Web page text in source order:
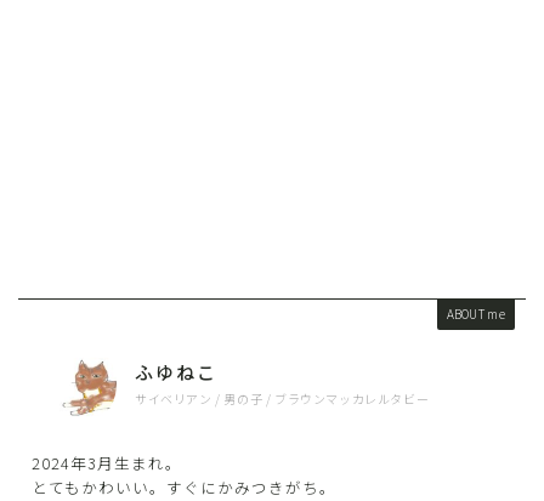
ABOUT me
ふゆねこ
サイベリアン / 男の子 / ブラウンマッカレルタビー
2024年3月生まれ。
とてもかわいい。すぐにかみつきがち。